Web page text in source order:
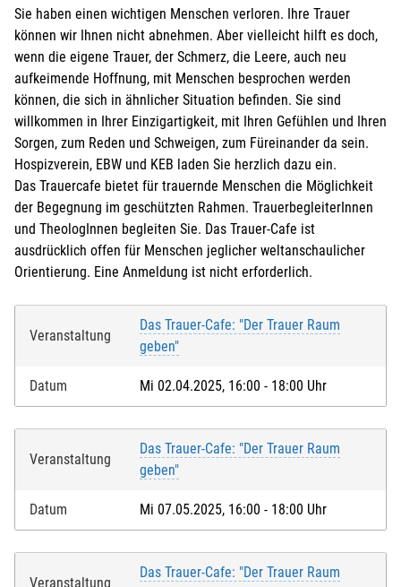
Sie haben einen wichtigen Menschen verloren. Ihre Trauer
können wir Ihnen nicht abnehmen. Aber vielleicht hilft es doch,
wenn die eigene Trauer, der Schmerz, die Leere, auch neu
aufkeimende Hoffnung, mit Menschen besprochen werden
können, die sich in ähnlicher Situation befinden. Sie sind
willkommen in Ihrer Einzigartigkeit, mit Ihren Gefühlen und Ihren
Sorgen, zum Reden und Schweigen, zum Füreinander da sein.
Hospizverein, EBW und KEB laden Sie herzlich dazu ein.
Das Trauercafe bietet für trauernde Menschen die Möglichkeit
der Begegnung im geschützten Rahmen. TrauerbegleiterInnen
und TheologInnen begleiten Sie. Das Trauer-Cafe ist
ausdrücklich offen für Menschen jeglicher weltanschaulicher
Orientierung. Eine Anmeldung ist nicht erforderlich.
Veranstaltung
Das Trauer-Cafe: "Der Trauer Raum
geben"
Datum Mi 02.04.2025, 16:00 - 18:00 Uhr
Veranstaltung
Das Trauer-Cafe: "Der Trauer Raum
geben"
Datum Mi 07.05.2025, 16:00 - 18:00 Uhr
Veranstaltung
Das Trauer-Cafe: "Der Trauer Raum